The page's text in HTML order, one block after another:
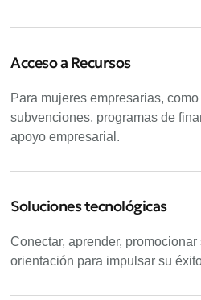
Acceso a Recursos
Para mujeres empresarias,
subvenciones, programas de
apoyo empresarial.
Soluciones tecnológicas
Conectar, aprender,
orientación para impulsar su